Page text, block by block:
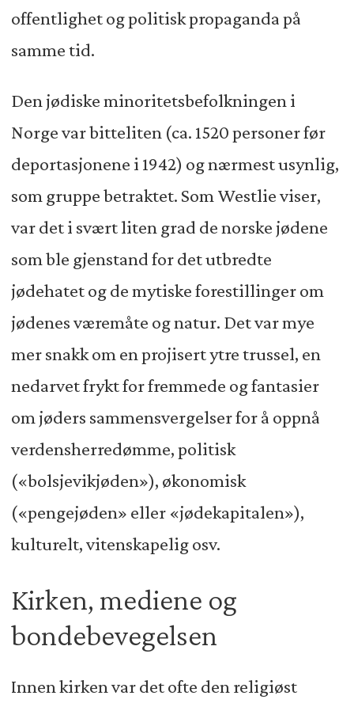
offentlighet og politisk propaganda på
samme tid.
Den jødiske minoritetsbefolkningen i
Norge var bitteliten (ca. 1520 personer før
deportasjonene i 1942) og nærmest usynlig,
som gruppe betraktet. Som Westlie viser,
var det i svært liten grad de norske jødene
som ble gjenstand for det utbredte
jødehatet og de mytiske forestillinger om
jødenes væremåte og natur. Det var mye
mer snakk om en projisert ytre trussel, en
nedarvet frykt for fremmede og fantasier
om jøders sammensvergelser for å oppnå
verdensherredømme, politisk
(«bolsjevikjøden»), økonomisk
(«pengejøden» eller «jødekapitalen»),
kulturelt, vitenskapelig osv.
Kirken, mediene og
bondebevegelsen
Innen kirken var det ofte den religiøst